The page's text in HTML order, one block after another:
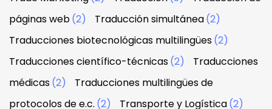
páginas web(2) Traducción simultánea(2)
Traducciones biotecnológicas multilingües(2)
Traducciones científico-técnicas(2)
Traducciones
médicas(2)
Traducciones multilingües de
protocolos de e.c. (2) Transporte y Logística(2)